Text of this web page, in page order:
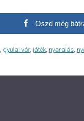
Oszd meg
, gyulai vár, játék, nyaralás,